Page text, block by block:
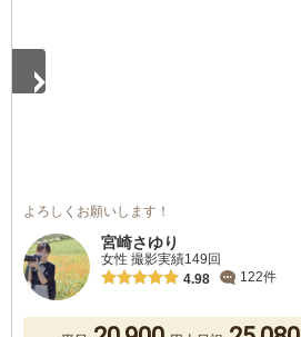
よろしくお願いします！
宮崎さゆり
女性 撮影実績149回
4.98
122件